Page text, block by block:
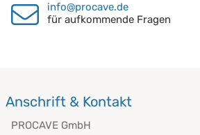
info@procave.de
für aufkommende Fragen
Anschrift & Kontakt
PROCAVE GmbH